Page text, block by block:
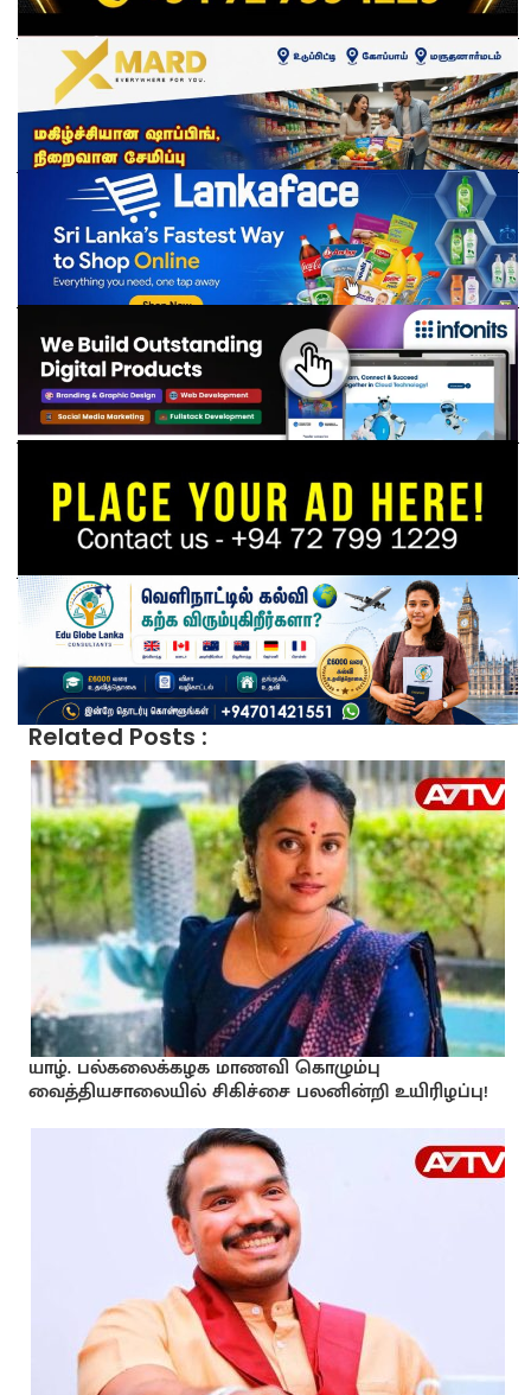
Related Posts :
யாழ். பல்கலைக்கழக மாணவி கொழும்பு
வைத்தியசாலையில் சிகிச்சை பலனின்றி உயிரிழப்பு!